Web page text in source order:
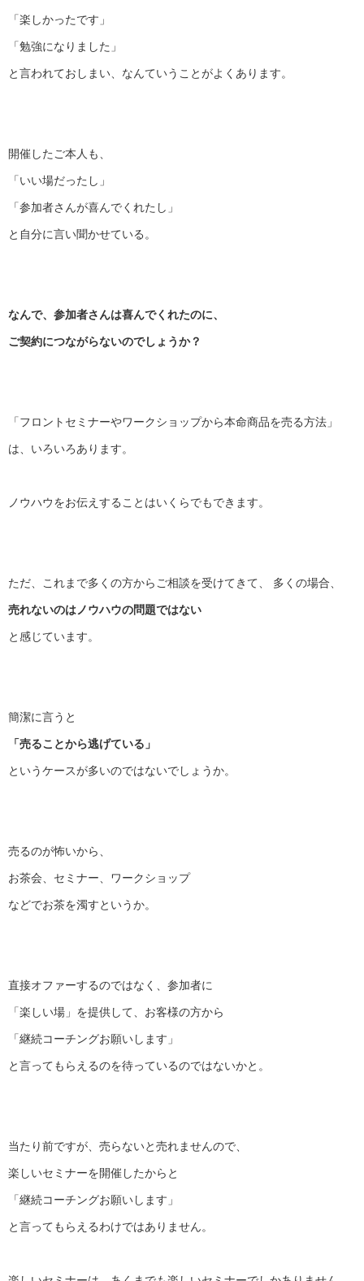
「楽しかったです」
「勉強になりました」
と言われておしまい、なんていうことがよくあります。
開催したご本人も、
「いい場だったし」
「参加者さんが喜んでくれたし」
と自分に言い聞かせている。
なんで、参加者さんは喜んでくれたのに、
ご契約につながらないのでしょうか？
「フロントセミナーやワークショップから本命商品を売る方法」
は、いろいろあります。
ノウハウをお伝えすることはいくらでもできます。
ただ、これまで多くの方からご相談を受けてきて、 多くの場合、
売れないのはノウハウの問題ではない
と感じています。
簡潔に言うと
「売ることから逃げている」
というケースが多いのではないでしょうか。
売るのが怖いから、
お茶会、セミナー、ワークショップ
などでお茶を濁すというか。
直接オファーするのではなく、参加者に
「楽しい場」を提供して、お客様の方から
「継続コーチングお願いします」
と言ってもらえるのを待っているのではないかと。
当たり前ですが、売らないと売れませんので、
楽しいセミナーを開催したからと
「継続コーチングお願いします」
と言ってもらえるわけではありません。